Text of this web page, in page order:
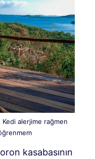
Kedi alerjime rağmen
kasabasının